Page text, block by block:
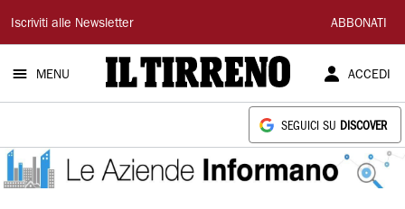
Il
Tirreno
Iscriviti alle Newsletter ABBONATI
MENU ACCEDI
SEGUICI SU DISCOVER